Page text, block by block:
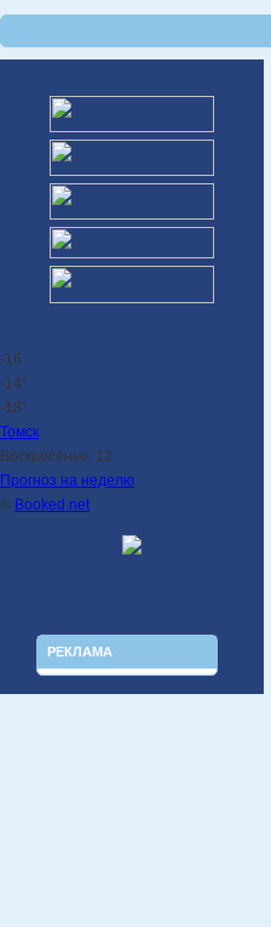
-16
-14°
-18°
Томск
Воскресенье, 12
Прогноз на неделю
© Booked.net
РЕКЛАМА